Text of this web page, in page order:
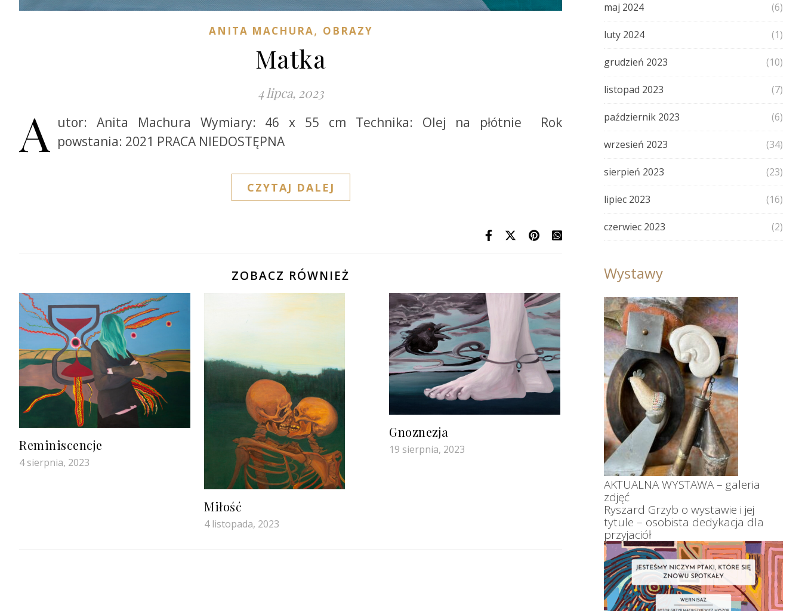
ANITA MACHURA, OBRAZY
Matka
4 lipca, 2023
A utor: Anita Machura Wymiary: 46 x 55 cm Technika: Olej na płótnie Rok
powstania: 2021 PRACA NIEDOSTĘPNA
CZYTAJ DALEJ
ZOBACZ RÓWNIEŻ
Reminiscencje
4 sierpnia, 2023
Miłość
4 listopada, 2023
Gnoznezja
19 sierpnia, 2023
maj 2024 (6)
luty 2024 (1)
grudzień 2023 (10)
listopad 2023 (7)
październik 2023 (6)
wrzesień 2023 (34)
sierpień 2023 (23)
lipiec 2023 (16)
czerwiec 2023 (2)
Wystawy
AKTUALNA WYSTAWA – galeria
zdjęć
Ryszard Grzyb o wystawie i jej
tytule – osobista dedykacja dla
przyjaciół